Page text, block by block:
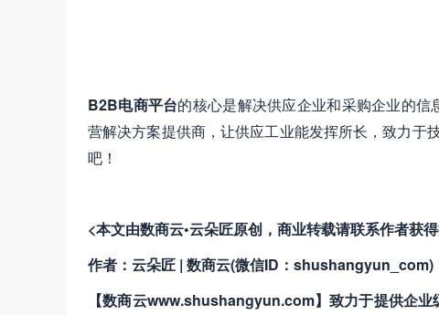
B2B电商平台的核心是解决供应企业和采购企业的
营解决方案提供商，让供应工业能发挥所长，致力于
吧！
<本文由数商云•云朵匠原创，商业转载请联系作者获
作者：云朵匠 | 数商云(微信ID：shushangyun_com)
【数商云www.shushangyun.com】致力于提供企